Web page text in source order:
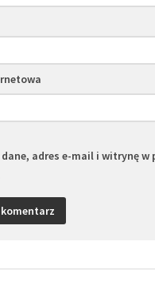
adres e-mail i witrynę w